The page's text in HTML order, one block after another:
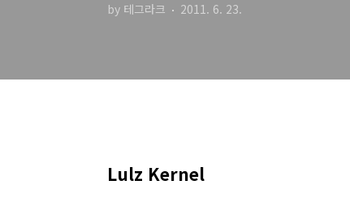
by 테그라크 2011. 6. 23.
Lulz Kernel